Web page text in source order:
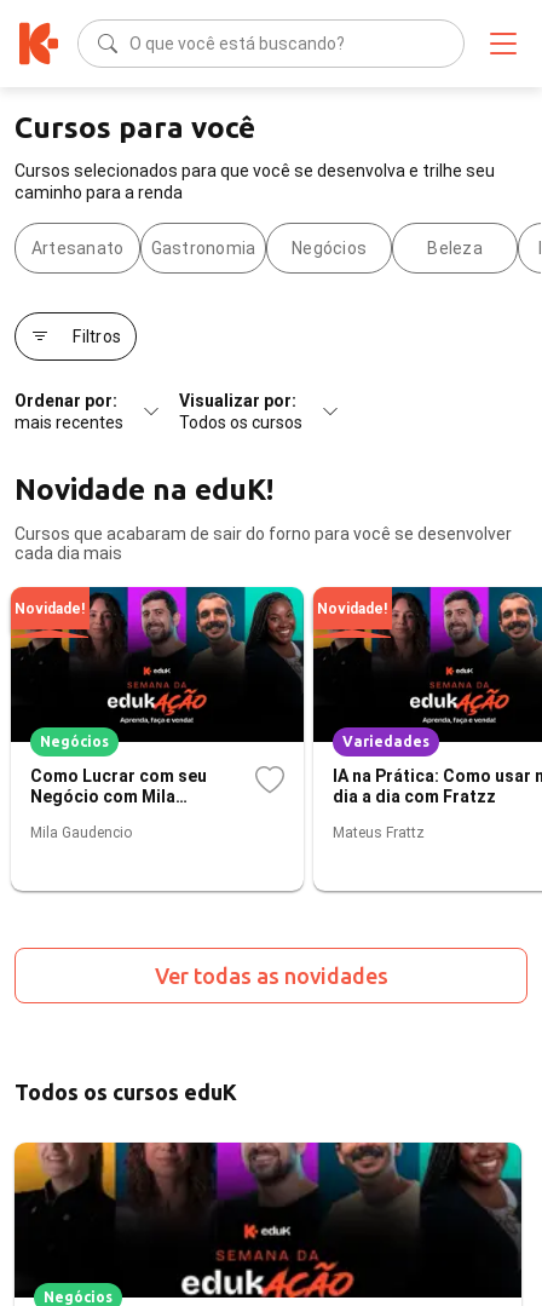
O que você está buscando?
Cursos para você
Cursos selecionados para que você se desenvolva e trilhe seu
caminho para a renda
Artesanato Gastronomia Negócios Beleza
Novidade na eduK!
Cursos que acabaram de sair do forno para você se desenvolver
cada dia mais
Negócios
Novidade!
Como Lucrar com seu
Negócio com Mila
Mila Gaudencio
Variedades
Novidade!
IA na Prática: Como usar
dia a dia com Fratzz
Mateus Frattz
Ver todas as novidades
Todos os cursos eduK
Filtros
Ordenar por:
mais recentes
Visualizar por:
Todos os cursos
Negócios